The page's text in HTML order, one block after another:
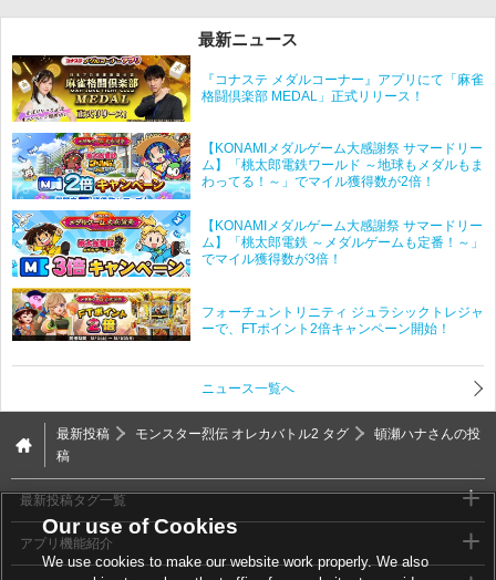
最新ニュース
『コナステ メダルコーナー』アプリにて「麻雀
格闘倶楽部 MEDAL」正式リリース！
【KONAMIメダルゲーム大感謝祭 サマードリー
ム】「桃太郎電鉄ワールド ～地球もメダルもま
わってる！～」でマイル獲得数が2倍！
【KONAMIメダルゲーム大感謝祭 サマードリー
ム】「桃太郎電鉄 ～メダルゲームも定番！～」
でマイル獲得数が3倍！
フォーチュントリニティ ジュラシックトレジャ
ーで、FTポイント2倍キャンペーン開始！
ニュース一覧へ
最新投稿 モンスター烈伝 オレカバトル2 タグ
頓瀬ハナさんの投
稿
最新投稿タグ一覧
アプリ機能紹介
Our use of Cookies
We use cookies to make our website work properly. We also